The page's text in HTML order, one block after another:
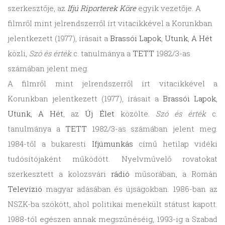
szerkesztője, az Ifjú Riporterek Köre egyik vezetője. A
filmről mint jelrendszerről írt vitacikkével a Korunkban
jelentkezett (1977), írásait a Brassói Lapok, Utunk, A Hét
közli, Szó és érték c. tanulmánya a TETT 1982/3-as
számában jelent meg.
A filmről mint jelrendszerről írt vitacikkével a
Korunkban jelentkezett (1977), írásait a Brassói Lapok,
Utunk,A Hét, az Új Élet közölte. Szó és érték c.
tanulmánya a TETT 1982/3-as számában jelent meg.
1984-től a bukaresti Ifjúmunkás című hetilap vidéki
tudósítójaként működött. Nyelvművelő rovatokat
szerkesztett a kolozsvári rádió műsorában, a Román
Televízió magyar adásában és újságokban. 1986-ban az
NSZK-ba szökött, ahol politikai menekült státust kapott.
1988-tól egészen annak megszűnéséig, 1993-ig a Szabad